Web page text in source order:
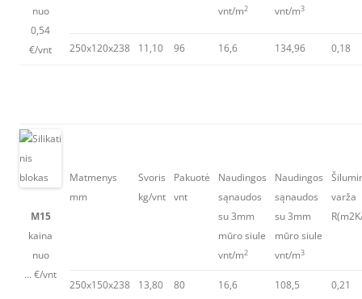
nuo
0,54
€/vnt
vnt/m2
vnt/m3
250x120x238 11,10 96 16,6 134,96 0,18
M15
kaina
nuo
… €/vnt
Matmenys
mm
Svoris
kg/vnt
Pakuotė
vnt
Naudingos
sąnaudos
su 3mm
mūro siule
vnt/m2
Naudingos
sąnaudos
su 3mm
mūro siule
vnt/m3
varža
250x150x238 13,80 80 16,6 108,5 0,21